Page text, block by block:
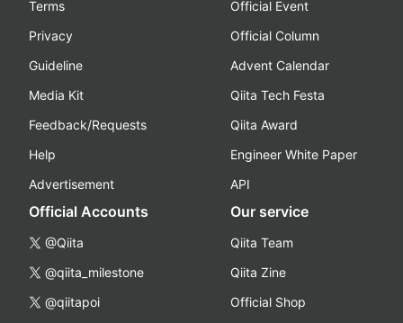
Terms
Privacy
Guideline
Media Kit
Feedback/Requests
Help
Advertisement
Official Event
Official Column
Advent Calendar
Qiita Tech Festa
Qiita Award
Engineer White Paper
API
Official Accounts
@Qiita
@qiita_milestone
@qiitapoi
Our service
Qiita Team
Qiita Zine
Official Shop